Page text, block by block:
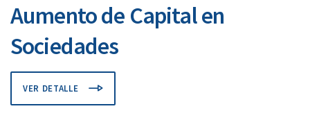
Aumento de Capital en
Sociedades
VER DETALLE